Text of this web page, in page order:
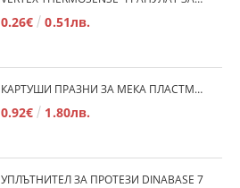
0.26€ 0.51лв.
КАРТУШИ ПРАЗНИ ЗА МЕКА ПЛАСТМАСА
0.92€ 1.80лв.
УПЛЪТНИТЕЛ ЗА ПРОТЕЗИ DINABASE 7